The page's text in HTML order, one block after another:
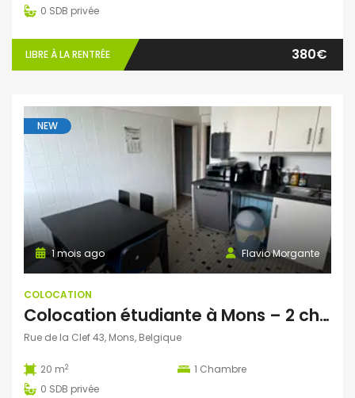
0 SDB privée
LIBRE À LA RENTRÉE 380€
NEW
Flavio Morgante
1 mois ago
COLOCATION
Colocation étudiante à Mons – 2 chambres disponibles dès septembre 2026 !
Rue de la Clef 43, Mons, Belgique
20 m2 1 Chambre
0 SDB privée